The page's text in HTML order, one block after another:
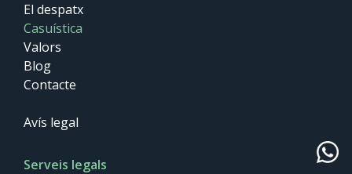
El despatx
Casuística
Valors
Blog
Contacte
Avís legal
Serveis legals